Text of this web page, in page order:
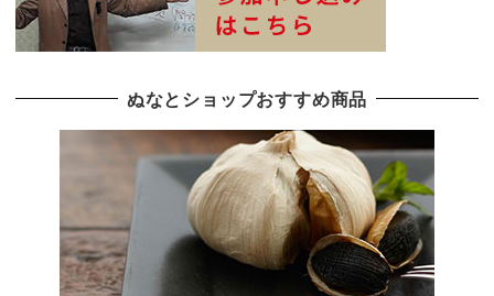
ぬなとショップおすすめ商品